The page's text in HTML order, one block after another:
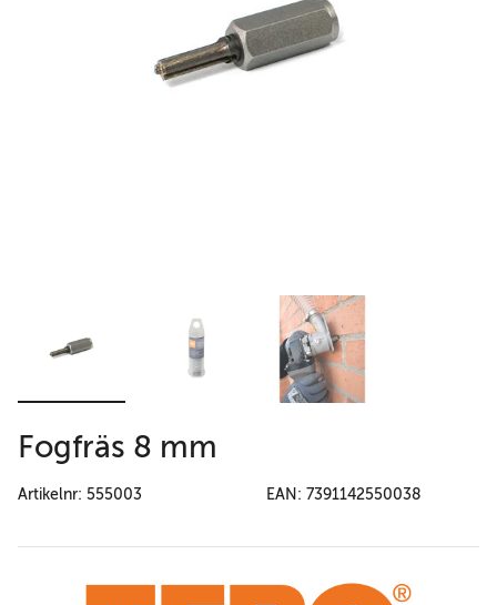
Fogfräs 8 mm
Artikelnr: 555003 EAN: 7391142550038